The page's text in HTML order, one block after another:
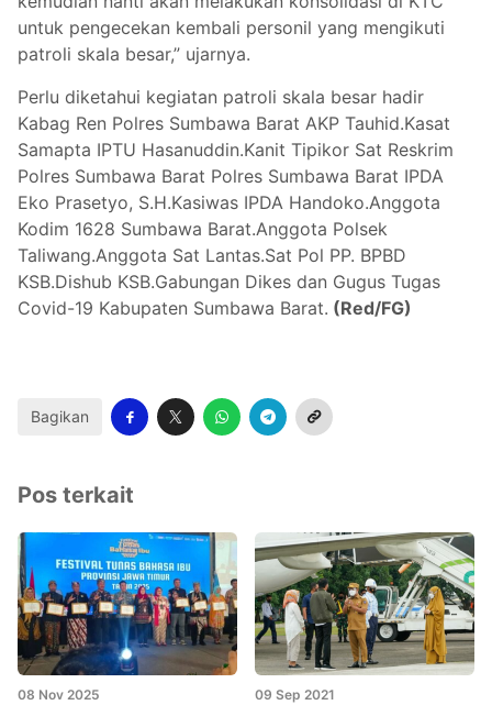
untuk pengecekan kembali personil yang mengikuti
patroli skala besar,” ujarnya.
Perlu diketahui kegiatan patroli skala besar hadir
Kabag Ren Polres Sumbawa Barat AKP Tauhid.Kasat
Samapta IPTU Hasanuddin.Kanit Tipikor Sat Reskrim
Polres Sumbawa Barat Polres Sumbawa Barat IPDA
Eko Prasetyo, S.H.Kasiwas IPDA Handoko.Anggota
Kodim 1628 Sumbawa Barat.Anggota Polsek
Taliwang.Anggota Sat Lantas.Sat Pol PP. BPBD
KSB.Dishub KSB.Gabungan Dikes dan Gugus Tugas
Covid-19 Kabupaten Sumbawa Barat. (Red/FG)
Bagikan
Pos terkait
08 Nov 2025 09 Sep 2021